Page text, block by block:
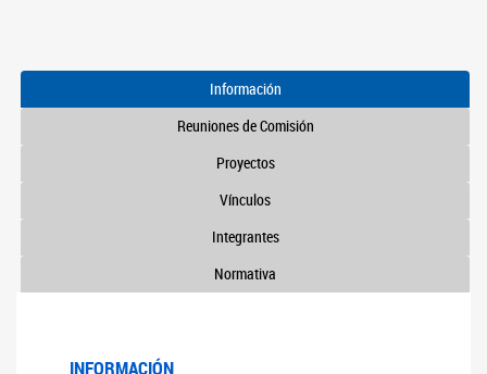
Información
Reuniones de Comisión
Proyectos
Vínculos
Integrantes
Normativa
INFORMACIÓN